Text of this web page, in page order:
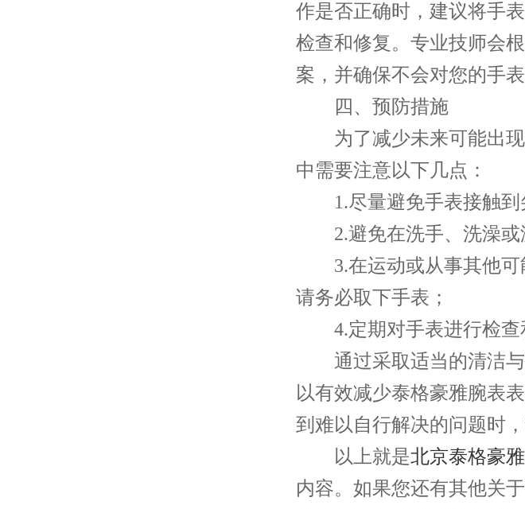
作是否正确时，建议将手
检查和修复。专业技师会
案，并确保不会对您的手
四、预防措施
为了减少未来可能出现
中需要注意以下几点：
1.尽量避免手表接触到
2.避免在洗手、洗澡或
3.在运动或从事其他可
请务必取下手表；
4.定期对手表进行检查
通过采取适当的清洁与
以有效减少泰格豪雅腕表
到难以自行解决的问题时
以上就是北京泰格豪
内容。如果您还有其他关